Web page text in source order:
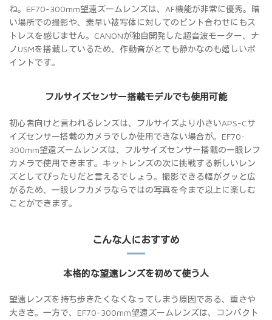
ね。EF70-300mm望遠ズームレンズは、AF機能が非常に優秀。暗
い場所での撮影や、素早い被写体に対してのピント合わせにもス
トレスを感じません。CANONが独自開発した超音波モーター、ナ
ノUSMを搭載しているため、作動音がとても静かなのも嬉しいポ
イントです。
フルサイズセンサー搭載モデルでも使用可能
初心者向けと言われるレンズは、フルサイズより小さいAPS-Cサ
イズセンサー搭載のカメラでしか使用できない場合が。EF70-
300mm望遠ズームレンズは、フルサイズセンサー搭載の一眼レフ
カメラで使用できます。キットレンズの次に挑戦する新しいレン
ズとしてぴったりだと言えるでしょう。撮影できる幅がグッと広
がるため、一眼レフカメラならではの写真を今まで以上に楽しむ
ことができます。
こんな人におすすめ
本格的な望遠レンズを初めて使う人
望遠レンズを持ち歩きたくなくなってしまう原因である、重さや
大きさ。一方で、EF70-300mm望遠ズームレンズは、コンパクト